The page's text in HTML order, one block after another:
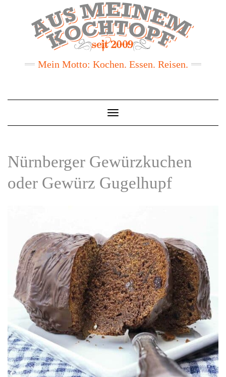
Mein Motto: Kochen. Essen. Reisen.
Toggle
Navigation
Nürnberger Gewürzkuchen
oder Gewürz Gugelhupf